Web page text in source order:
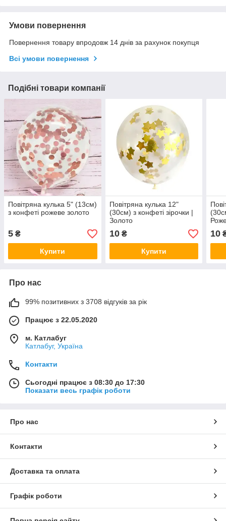
Умови повернення
Повернення товару впродовж 14 днів за рахунок покупця
Всі умови повернення
Подібні товари компанії
Повітряна кулька 5" (13см)
з конфеті рожеве золото
5 ₴
Купити
Повітряна кулька 12"
(30см) з конфеті зірочки |
Золото
10₴
Купити
10
Про нас
99% позитивних з 3708 відгуків за рік
Працює з 22.05.2020
м. Катлабуг
Катлабуг, Україна
Контакти
Сьогодні працює з 08:30 до 17:30
Показати весь графік роботи
Про нас
Контакти
Доставка та оплата
Графік роботи